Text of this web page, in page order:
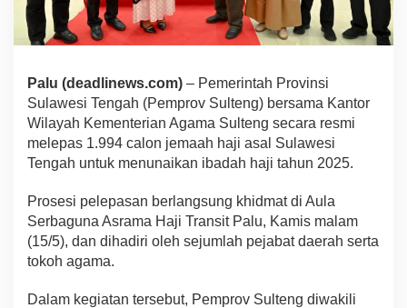
Palu (deadlinews.com) – Pemerintah Provinsi
Sulawesi Tengah (Pemprov Sulteng) bersama Kantor
Wilayah Kementerian Agama Sulteng secara resmi
melepas 1.994 calon jemaah haji asal Sulawesi
Tengah untuk menunaikan ibadah haji tahun 2025.
Prosesi pelepasan berlangsung khidmat di Aula
Serbaguna Asrama Haji Transit Palu, Kamis malam
(15/5), dan dihadiri oleh sejumlah pejabat daerah serta
tokoh agama.
Dalam kegiatan tersebut, Pemprov Sulteng diwakili